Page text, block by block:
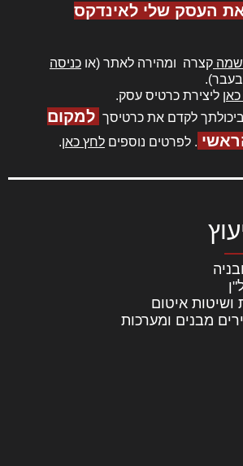
העסק שלי לאינדקס
קצרה ומהירה לאתר (או כניסה
ליצירת כרטיס עסק.
לקדם את כרטיסך למקום
. לפרטים נוספים לחץ כאן.
ושיטות איטום
מבנים ומערכות